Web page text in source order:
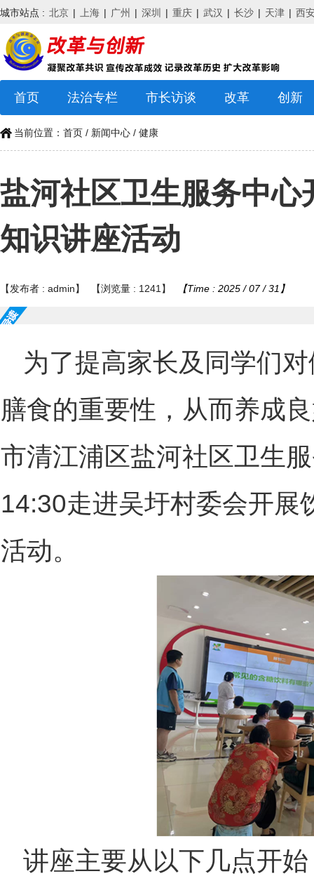
城市站点 : 北京 | 上海 | 广州 | 深圳 | 重庆 | 武汉 | 长沙 | 天津 | 西
首页 法治专栏 市长访谈 改革 创新
当前位置： 首页 / 新闻中心 / 健康
盐河社区卫生服务中
知识讲座活动
【发布者 : admin】 【浏览量 : 1241】 【Time : 2025 / 07 / 31】
为了提高家长及同学们
膳食的重要性，从而养成
市清江浦区盐河社区卫生
14:30走进吴圩村委会开展
活动。
讲座主要从以下几点开